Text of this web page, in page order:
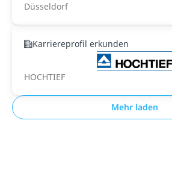
Düsseldorf
Karriereprofil erkunden
HOCHTIEF
Mehr laden